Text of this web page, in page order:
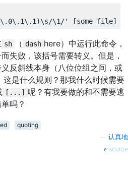
\1/' [some file]
sh （ dash here）中运行此命令，
失败，该括号需要转义。但是，
反斜线本身（八位位组之间，或
这是什么规则？那我什么时候需要
[...] 呢？有我要做的和不需要逃
吗？
quoting
认真地
source